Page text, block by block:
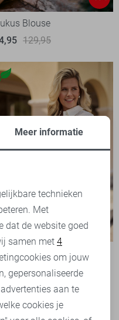
Blouse
129,95
Blouse
119,95
2
Meer informatie
technieken
Met
dat de website goed
samen met 4
om jouw
gepersonaliseerde
aan te
cookies je